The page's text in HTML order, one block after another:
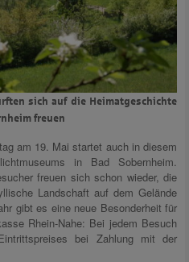
sich auf die Heimatgeschichte
freuen
am 19. Mai startet auch in diesem
in Bad Sobernheim.
freuen sich schon wieder, die
Landschaft auf dem Gelände
gibt es eine neue Besonderheit für
Rhein-Nahe: Bei jedem Besuch
bei Zahlung mit der